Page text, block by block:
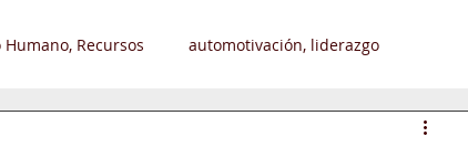
Recursos automotivación, liderazgo
Transformación Digital